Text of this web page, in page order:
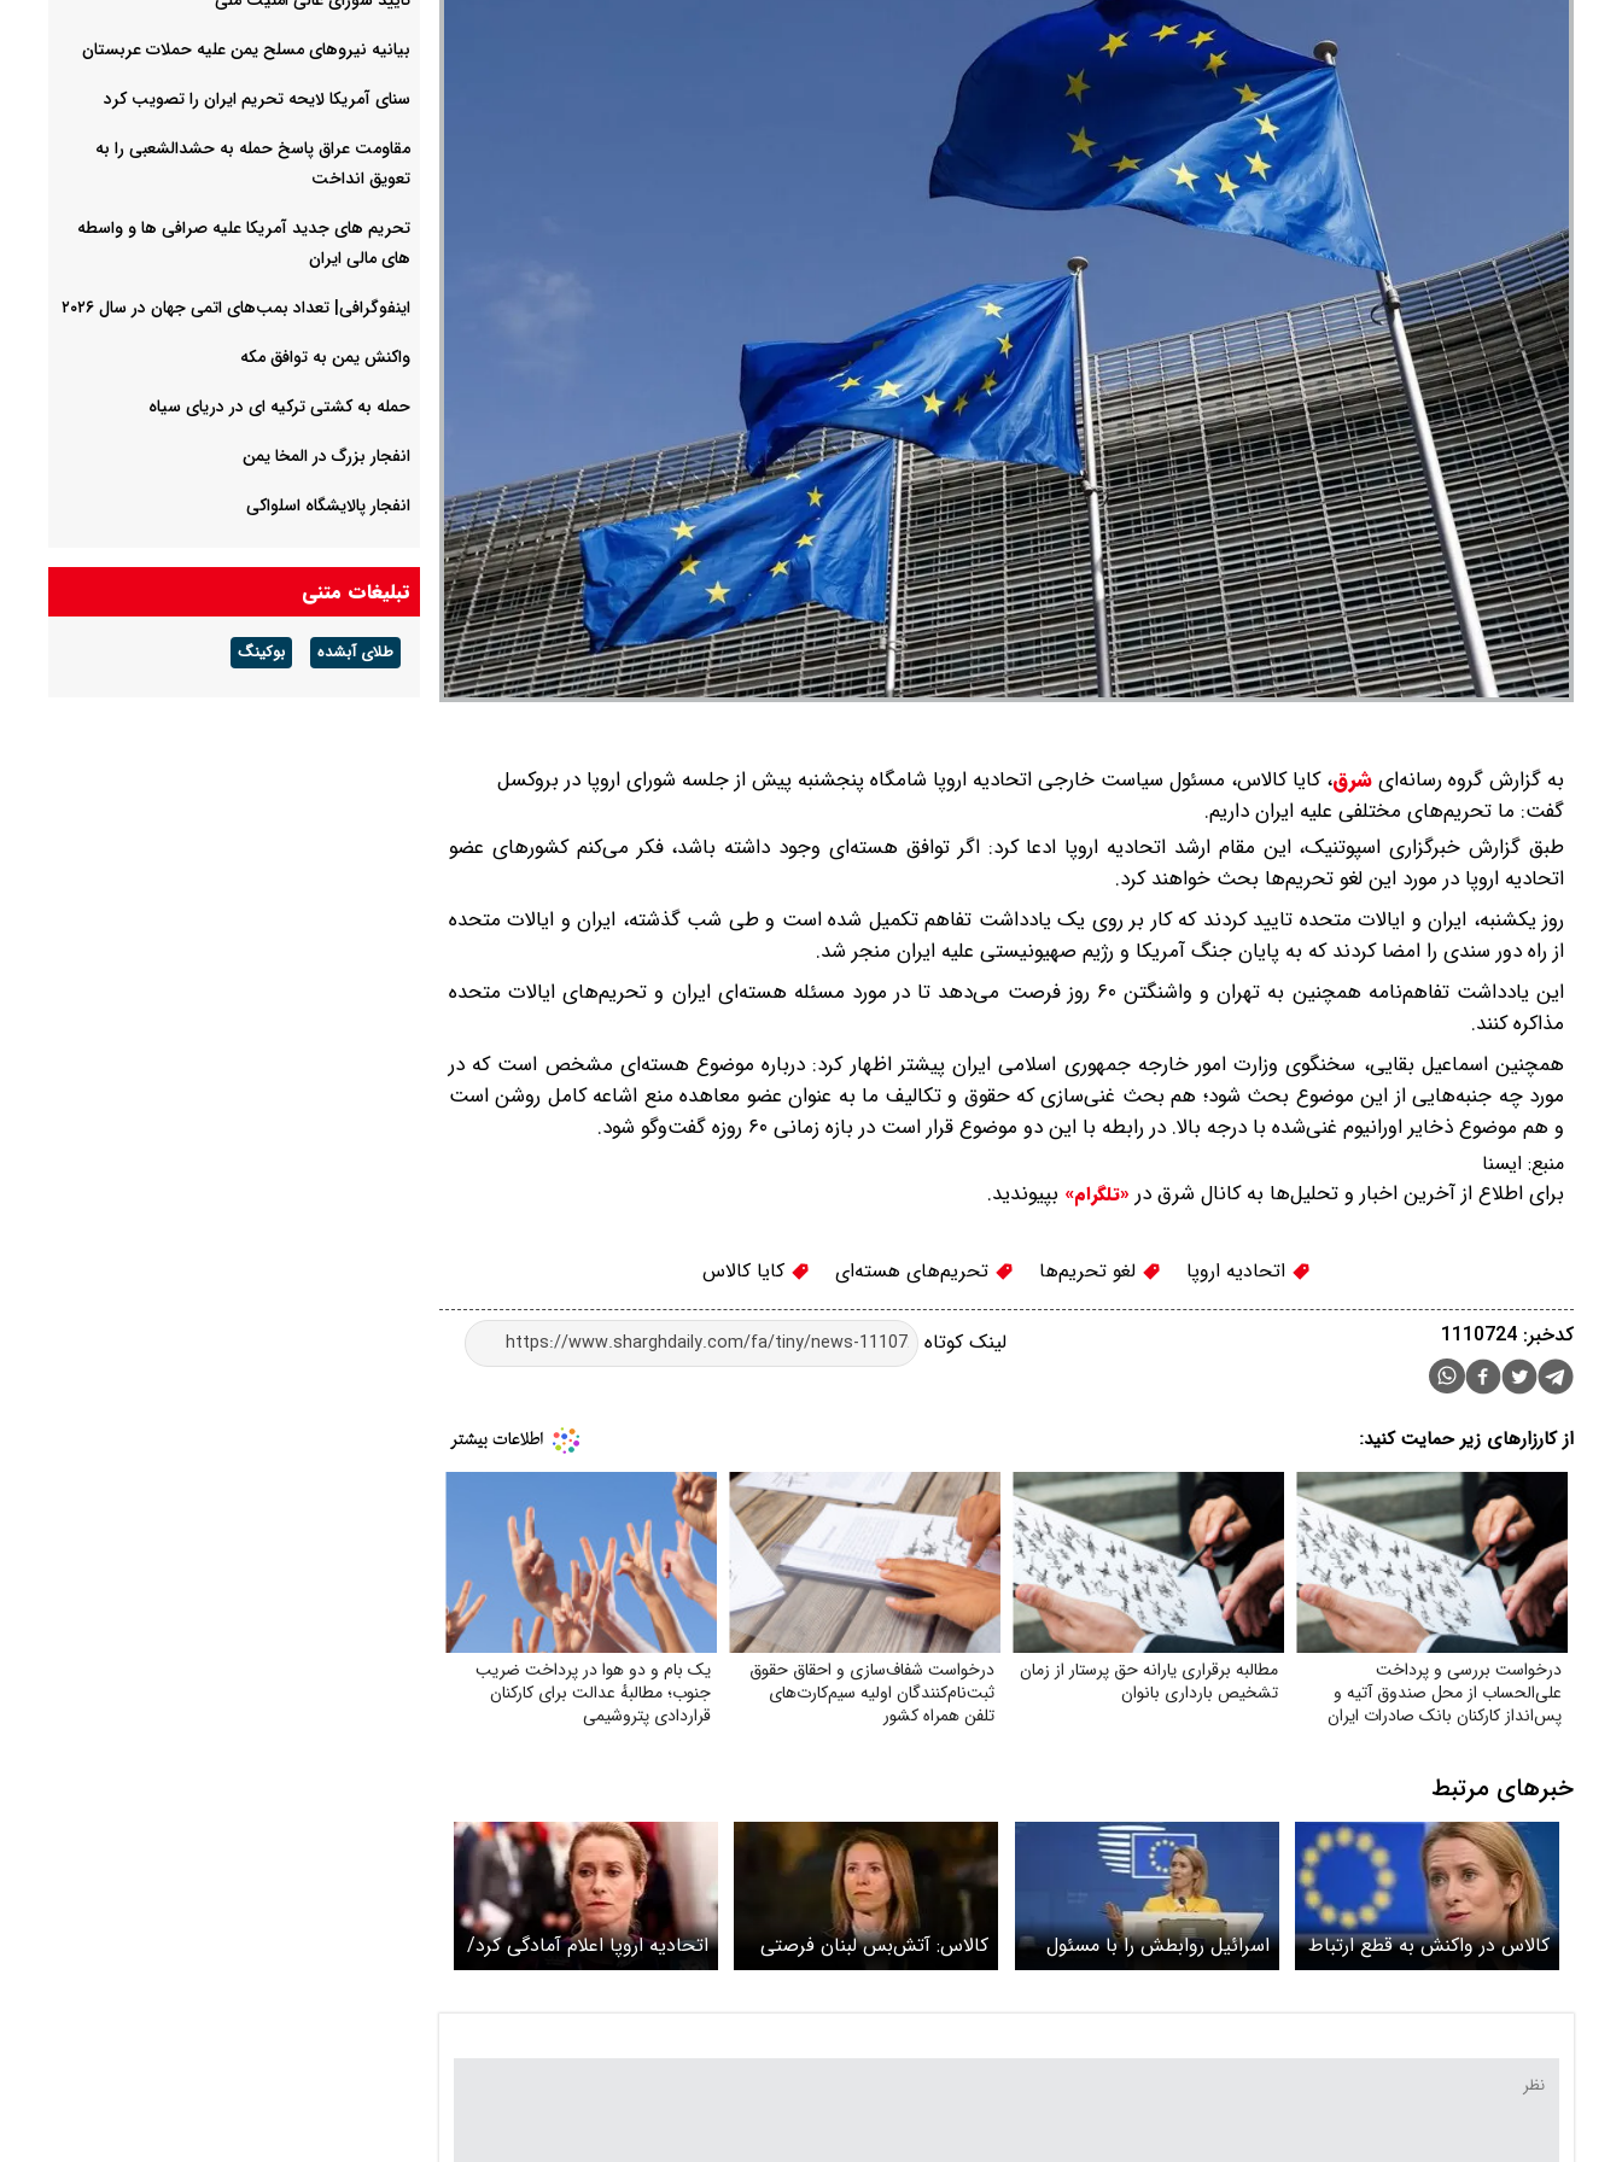
به گزارش گروه رسانه‌ایشرق،کایا کالاس، مسئول سیاست خارجی اتحادیه اروپا شامگاه پنجشنبه پیش از جلسه شورای اروپا در بروکسل
گفت: ما تحریم‌های مختلفی علیه ایران داریم.
طبق گزارش خبرگزاری اسپوتنیک، این مقام ارشد اتحادیه اروپا ادعا کرد: اگر توافق هسته‌ای وجود داشته باشد، فکر می‌کنم کشورهای عضو
اتحادیه اروپا در مورد این لغو تحریم‌ها بحث خواهند کرد.
روز یکشنبه، ایران و ایالات متحده تایید کردند که کار بر روی یک یادداشت تفاهم تکمیل شده است و طی شب گذشته، ایران و ایالات متحده
از راه دور سندی را امضا کردند که به پایان جنگ آمریکا و رژیم صهیونیستی علیه ایران منجر شد.
این یادداشت تفاهم‌نامه همچنین به تهران و واشنگتن ۶۰ روز فرصت می‌دهد تا در مورد مسئله هسته‌ای ایران و تحریم‌های ایالات متحده
مذاکره کنند.
همچنین اسماعیل بقایی، سخنگوی وزارت امور خارجه جمهوری اسلامی ایران پیشتر اظهار کرد: درباره موضوع هسته‌ای مشخص است که در
مورد چه جنبه‌هایی از این موضوع بحث شود؛ هم بحث غنی‌سازی که حقوق و تکالیف ما به عنوان عضو معاهده منع اشاعه کامل روشن است
و هم موضوع ذخایر اورانیوم غنی‌شده با درجه بالا. در رابطه با این دو موضوع قرار است در بازه زمانی ۶۰ روزه گفت‌وگو شود.
منبع: ايسنا
برای اطلاع از آخرین اخبار و تحلیل‌ها به کانال شرق در «تلگرام» بپیوندید.
اتحادیه اروپا لغو تحریم‌ها تحریم‌های هسته‌ای کایا کالاس
لینک کوتاه کدخبر: 1110724
از کارزارهای زیر حمایت کنید:
درخواست بررسی و پرداخت
علی‌الحساب از محل صندوق آتیه و
پس‌انداز کارکنان بانک صادرات ایران
مطالبه برقراری یارانه حق پرستار از زمان
تشخیص بارداری بانوان
درخواست شفاف‌سازی و احقاق حقوق
ثبت‌نام‌کنندگان اولیه سیم‌کارت‌های
تلفن همراه کشور
یک بام و دو هوا در پرداخت ضریب
جنوب؛ مطالبهٔ عدالت برای کارکنان
قراردادی پتروشیمی
خبرهای مرتبط
کالاس در واکنش به قطع ارتباط
تل‌آویو: گفت‌وگو پایه دیپلماسی
اسرائیل روابطش را با مسئول
سیاست خارجی اتحادیه اروپا
کالاس: آتش‌بس لبنان فرصتی
برای جلوگیری از جنگ فراگیر
اتحادیه اروپا اعلام آمادگی کرد/
کالاس: آماده کمک به روند
بیانیه نیروهای مسلح یمن علیه حملات عربستان
سنای آمریکا لایحه تحریم ایران را تصویب کرد
مقاومت عراق پاسخ حمله به حشدالشعبی را به
تعویق انداخت
تحریم های جدید آمریکا علیه صرافی ها و واسطه
های مالی ایران
اینفوگرافی| تعداد بمب‌های اتمی جهان در سال ۲۰۲۶
واکنش یمن به توافق مکه
حمله به کشتی ترکیه ای در دریای سیاه
انفجار بزرگ در المخا یمن
انفجار پالایشگاه اسلواکی
تبلیغات متنی
طلای آبشده بوکینگ